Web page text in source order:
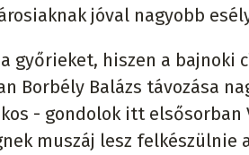
jóval nagyobb
győrieket, hiszen a bajnoki
Borbély Balázs távozása
- gondolok itt
muszáj lesz